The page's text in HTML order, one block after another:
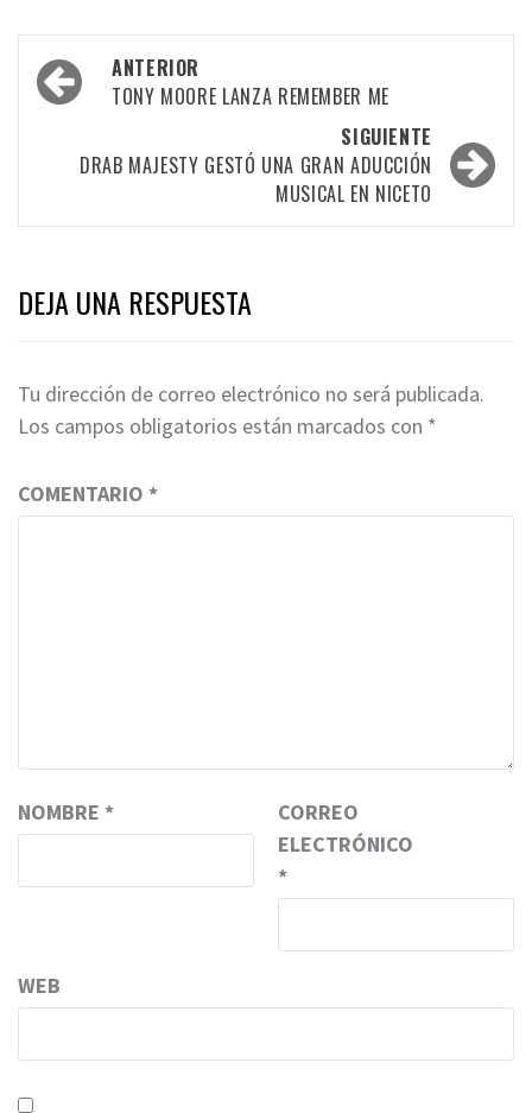
Navegación
por
entradas
ANTERIOR
TONY MOORE LANZA REMEMBER ME
SIGUIENTE
DRAB MAJESTY GESTÓ UNA GRAN ADUCCIÓN
MUSICAL EN NICETO
DEJA UNA RESPUESTA
Tu dirección de correo electrónico no será publicada.
Los campos obligatorios están marcados con *
COMENTARIO *
NOMBRE *
CORREO
ELECTRÓNICO
*
WEB